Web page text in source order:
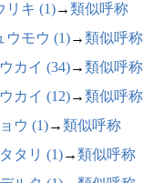
リキ (1)→類似呼称
ウモウ (1)→類似呼称
カイ (34)→類似呼称
カイ (12)→類似呼称
ウ (1)→類似呼称
タリ (1)→類似呼称